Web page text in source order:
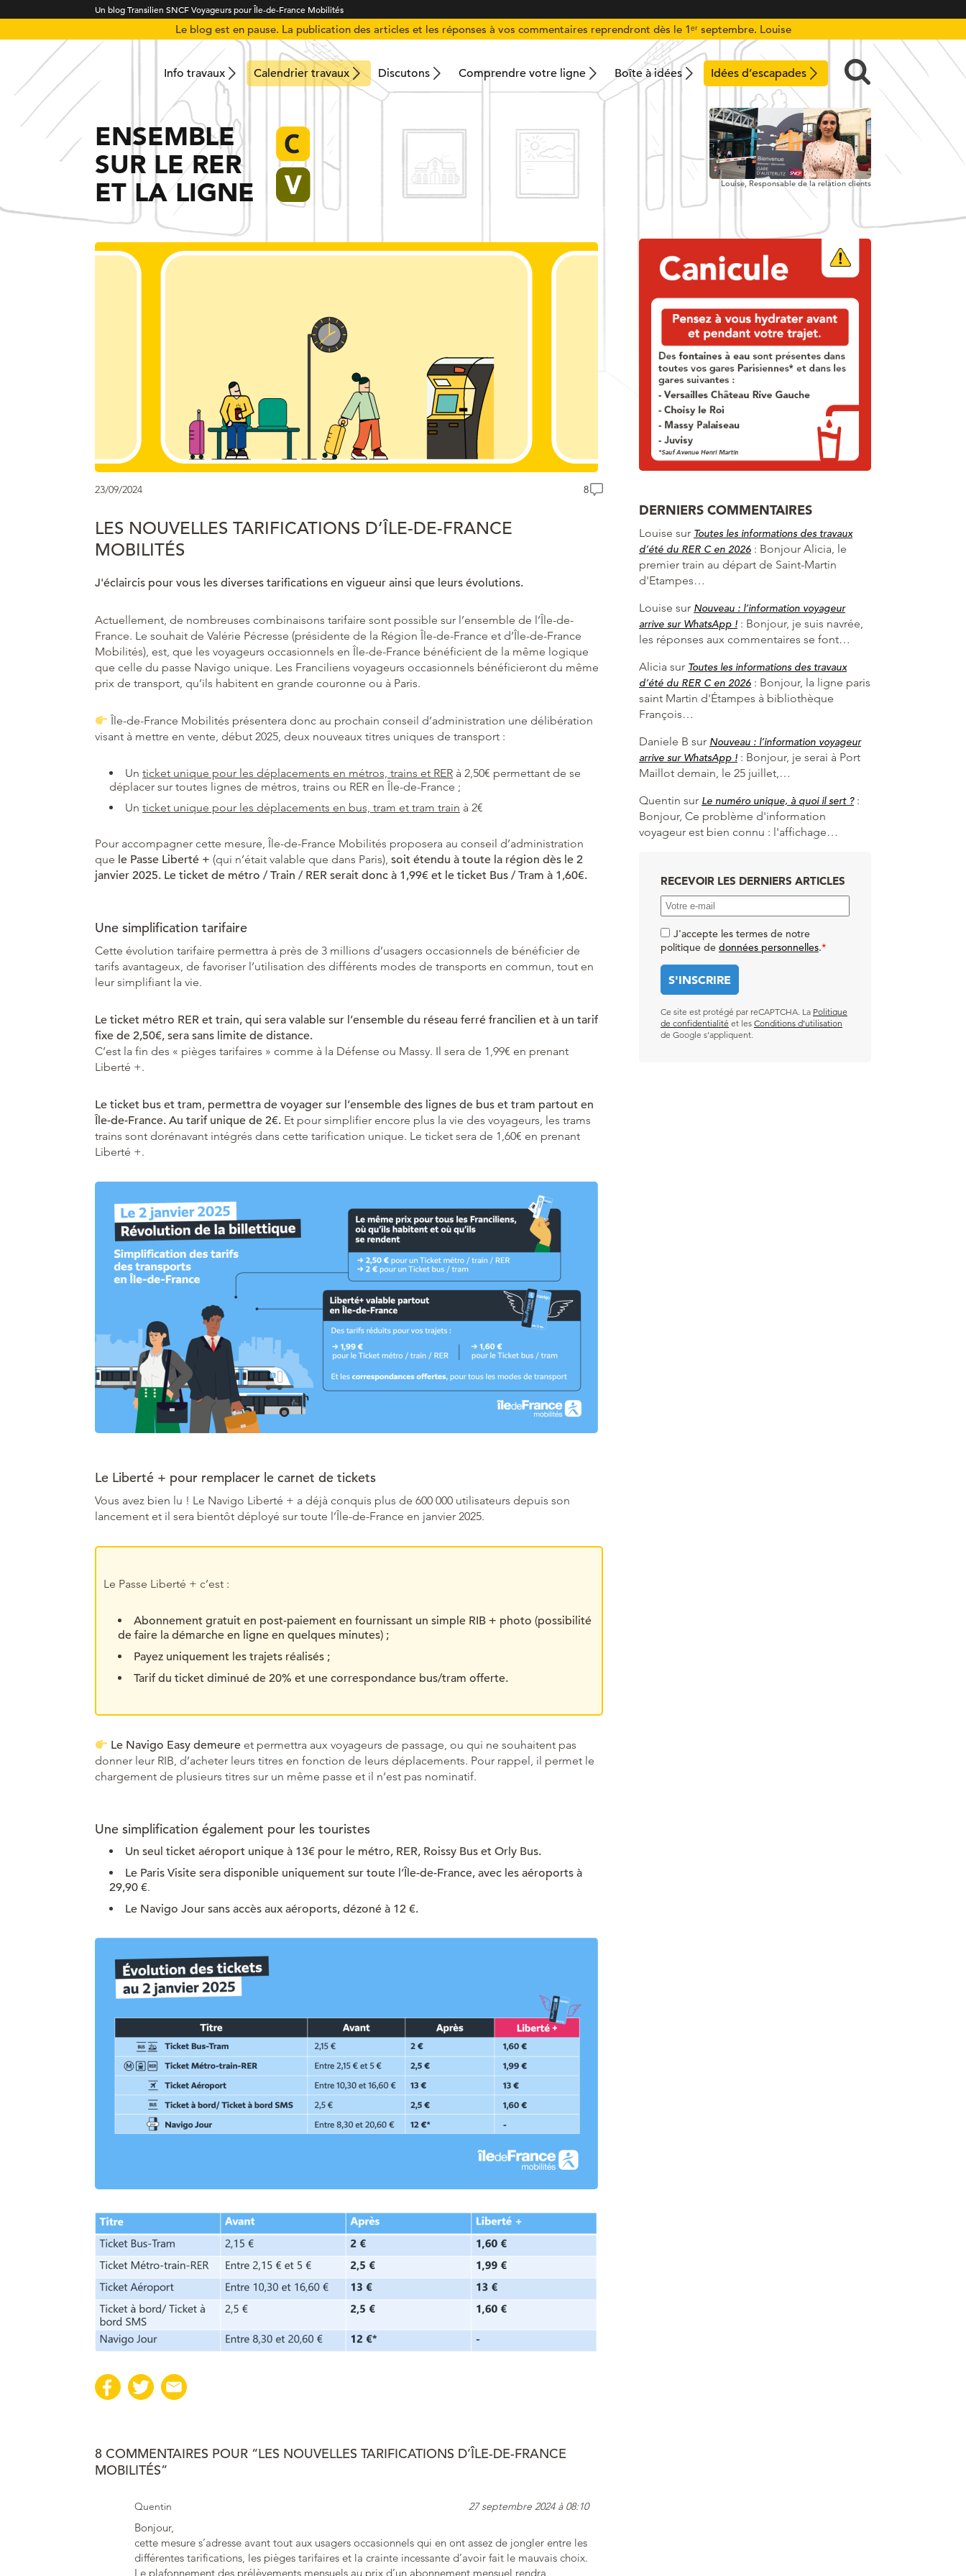
Un blog Transilien SNCF Voyageurs pour Île-de-France Mobilités
Le blog est en pause. La publication des articles et les réponses à vos commentaires reprendront dès le 1ᵉʳ septembre. Louise
Info travaux Calendrier travaux Discutons Comprendre votre ligne Boîte à idées Idées d’escapades
ENSEMBLE
SUR LE RER
ET LA LIGNE
Louise, Responsable de la relation clients
23/09/2024 8
LES NOUVELLES TARIFICATIONS D’ÎLE-DE-FRANCE
MOBILITÉS​
J'éclaircis pour vous les diverses tarifications en vigueur ainsi que leurs évolutions.
Actuellement, de nombreuses combinaisons tarifaire sont possible sur l’ensemble de l’Île-de-
France. Le souhait de Valérie Pécresse (présidente de la Région Île-de-France et d’Île-de-France
Mobilités), est, que les voyageurs occasionnels en Île-de-France bénéficient de la même logique
que celle du passe Navigo unique. Les Franciliens voyageurs occasionnels bénéficieront du même
prix de transport, qu’ils habitent en grande couronne ou à Paris.
Île-de-France Mobilités présentera donc au prochain conseil d’administration une délibération
visant à mettre en vente, début 2025, deux nouveaux titres uniques de transport :
Un ticket unique pour les déplacements en métros, trains et RER à 2,50€ permettant de se
déplacer sur toutes lignes de métros, trains ou RER en Île-de-France ;
Un ticket unique pour les déplacements en bus, tram et tram train à 2€
Pour accompagner cette mesure, Île-de-France Mobilités proposera au conseil d’administration
que le Passe Liberté + (qui n’était valable que dans Paris), soit étendu à toute la région dès le 2
janvier 2025. Le ticket de métro / Train / RER serait donc à 1,99€ et le ticket Bus / Tram à 1,60€.
Une simplification tarifaire
Cette évolution tarifaire permettra à près de 3 millions d’usagers occasionnels de bénéficier de
tarifs avantageux, de favoriser l’utilisation des différents modes de transports en commun, tout en
leur simplifiant la vie.
Le ticket métro RER et train, qui sera valable sur l’ensemble du réseau ferré francilien et à un tarif
fixe de 2,50€, sera sans limite de distance.
C’est la fin des « pièges tarifaires » comme à la Défense ou Massy. Il sera de 1,99€ en prenant
Liberté +.
Le ticket bus et tram, permettra de voyager sur l’ensemble des lignes de bus et tram partout en
Île-de-France. Au tarif unique de 2€. Et pour simplifier encore plus la vie des voyageurs, les trams
trains sont dorénavant intégrés dans cette tarification unique. Le ticket sera de 1,60€ en prenant
Liberté +.
Le Liberté + pour remplacer le carnet de tickets
Vous avez bien lu ! Le Navigo Liberté + a déjà conquis plus de 600 000 utilisateurs depuis son
lancement et il sera bientôt déployé sur toute l’Île-de-France en janvier 2025.
Le Passe Liberté + c’est :
Abonnement gratuit en post-paiement en fournissant un simple RIB + photo (possibilité
de faire la démarche en ligne en quelques minutes) ;
Payez uniquement les trajets réalisés ;
Tarif du ticket diminué de 20% et une correspondance bus/tram offerte.
Le Navigo Easy demeure et permettra aux voyageurs de passage, ou qui ne souhaitent pas
donner leur RIB, d’acheter leurs titres en fonction de leurs déplacements. Pour rappel, il permet le
chargement de plusieurs titres sur un même passe et il n’est pas nominatif.
Une simplification également pour les touristes
Un seul ticket aéroport unique à 13€ pour le métro, RER, Roissy Bus et Orly Bus.
Le Paris Visite sera disponible uniquement sur toute l’Île-de-France, avec les aéroports à
29,90 €.
Le Navigo Jour sans accès aux aéroports, dézoné à 12 €.
8 COMMENTAIRES POUR “LES NOUVELLES TARIFICATIONS D’ÎLE-DE-FRANCE
MOBILITÉS​”
Quentin 27 septembre 2024 à 08:10
Bonjour,
cette mesure s’adresse avant tout aux usagers occasionnels qui en ont assez de jongler entre les
différentes tarifications, les pièges tarifaires et la crainte incessante d’avoir fait le mauvais choix.
Le plafonnement des prélèvements mensuels au prix d’un abonnement mensuel rendra
DERNIERS COMMENTAIRES
Louise sur Toutes les informations des travaux
d’été du RER C en 2026 : Bonjour Alicia, le
premier train au départ de Saint-Martin
d'Etampes…
Louise sur Nouveau : l’information voyageur
arrive sur WhatsApp ! : Bonjour, je suis navrée,
les réponses aux commentaires se font…
Alicia sur Toutes les informations des travaux
d’été du RER C en 2026 : Bonjour, la ligne paris
saint Martin d'Étampes à bibliothèque
François…
Daniele B sur Nouveau : l’information voyageur
arrive sur WhatsApp ! : Bonjour, je serai à Port
Maillot demain, le 25 juillet,…
Quentin sur Le numéro unique, à quoi il sert ?:
Bonjour, Ce problème d'information
voyageur est bien connu : l'affichage…
RECEVOIR LES DERNIERS ARTICLES
J'accepte les termes de notre
politique de données personnelles.*
Ce site est protégé par reCAPTCHA. La Politique
de confidentialité et les Conditions d’utilisation
de Google s’appliquent.